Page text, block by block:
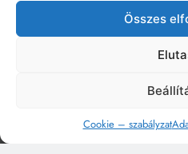
Összes
Cookie – szabályzat